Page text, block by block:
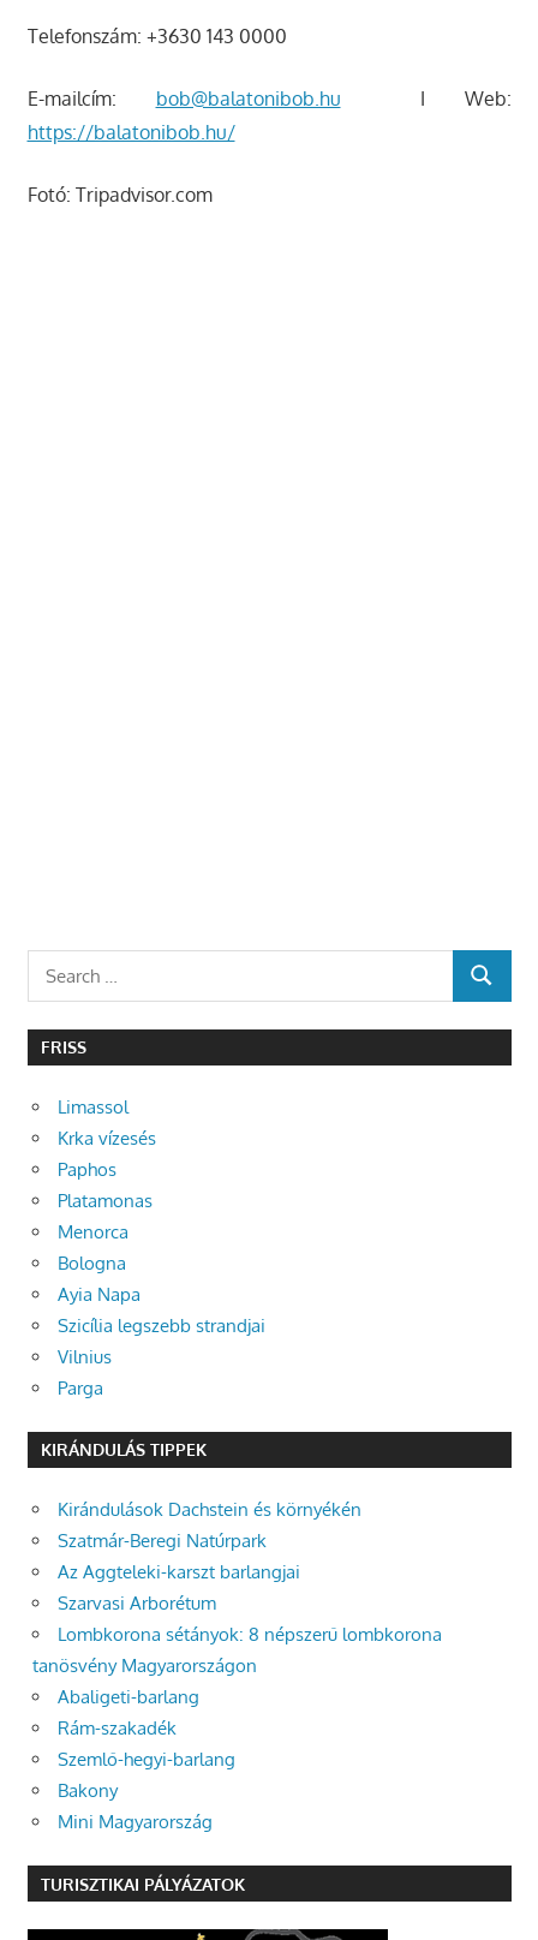
Telefonszám: +3630 143 0000
E-mailcím: bob@balatonibob.hu I Web:
https://balatonibob.hu/
Fotó: Tripadvisor.com
SEARCH
FRISS
Limassol
Krka vízesés
Paphos
Platamonas
Menorca
Bologna
Ayia Napa
Szicília legszebb strandjai
Vilnius
Parga
KIRÁNDULÁS TIPPEK
Kirándulások Dachstein és környékén
Szatmár-Beregi Natúrpark
Az Aggteleki-karszt barlangjai
Szarvasi Arborétum
Lombkorona sétányok: 8 népszerű lombkorona
tanösvény Magyarországon
Abaligeti-barlang
Rám-szakadék
Szemlő-hegyi-barlang
Bakony
Mini Magyarország
TURISZTIKAI PÁLYÁZATOK